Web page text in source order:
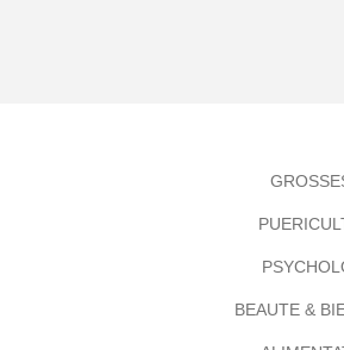
BEAUTE &